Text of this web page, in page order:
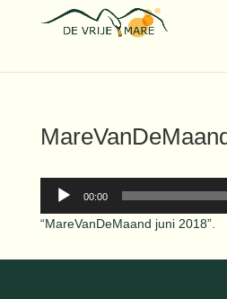
Audiospeler
00:00
“MareVanDeMaand juni 2018”.